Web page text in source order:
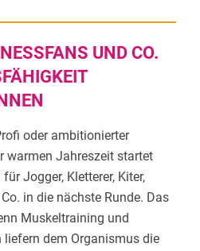
UND CO.
oder ambitionierter
warmen Jahreszeit startet
Jogger, Kletterer, Kiter,
in die nächste Runde. Das
Muskeltraining und
liefern dem Organismus die